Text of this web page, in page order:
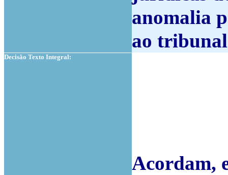
anomalia
ao tribunal
Decisão Texto Integral:
Acordam,